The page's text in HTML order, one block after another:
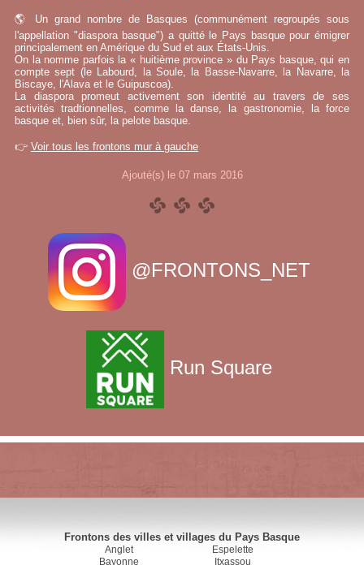
🌎 Un grand nombre de Basques (communément regroupés sous
l'appellation "diaspora basque") a quitté le Pays basque pour émigrer
principalement en Amérique du Sud et aux États-Unis.
On la nomme parfois la « huitième province » du Pays basque, qui en
compte sept (le Labourd, la Soule, la Basse-Navarre, la Navarre, la
Biscaye, l'Alava et le Guipuscoa).
La diaspora promeut activement son identité au travers de ses
activités tradtionnelles, comme la danse, la gastronomie, la force
basque et, bien sûr, la pelote basque.
👉 Voir tous les frontons mur à gauche
Ajouté(s) le 07 mars 2016
@FRONTONS_NET
Run Square
Frontons des villes et villages du Pays Basque
Anglet
Bayonne
Espelette
Itxassou